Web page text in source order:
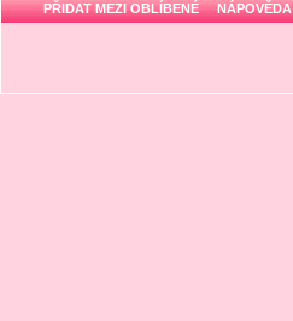
PŘIDAT MEZI OBLÍBENÉ NÁPOVĚDA